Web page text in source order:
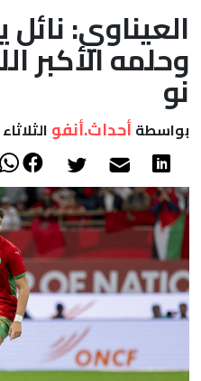
العيناوي:
وحلمه الأكبر
نو
بواسطة أحداث.أنفو الثلاثاء 23 يونيو, 2026 - 13:06